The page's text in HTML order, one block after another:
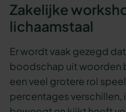
Zakelijke
lichaamstaal
Er wordt vaak gezegd
boodschap uit woorden
een veel grotere rol
percentages verschillen,